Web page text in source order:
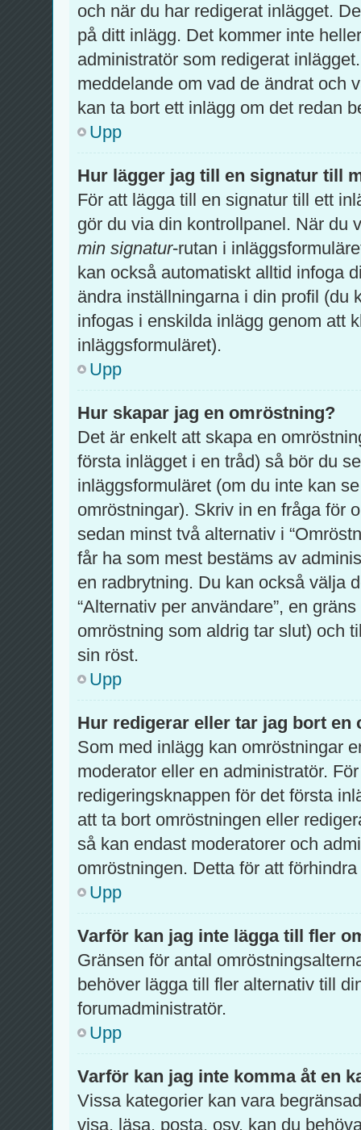
och när du har redigerat inlägget.
på ditt inlägg. Det kommer inte
administratör som redigerat
meddelande om vad de ändrat och
kan ta bort ett inlägg om det redan
Upp
Hur lägger jag till en signatur till
För att lägga till en signatur till ett
gör du via din kontrollpanel. När
min signatur-rutan i
kan också automatiskt alltid infoga
ändra inställningarna i din profil (du
infogas i enskilda inlägg genom att
inläggsformuläret).
Upp
Hur skapar jag en omröstning?
Det är enkelt att skapa en
första inlägget i en tråd) så bör du
inläggsformuläret (om du inte kan
omröstningar). Skriv in en fråga för
sedan minst två alternativ i
får ha som mest bestäms av
en radbrytning. Du kan också välja
“Alternativ per användare”, en
omröstning som aldrig tar slut) och
sin röst.
Upp
Hur redigerar eller tar jag bort en
Som med inlägg kan omröstningar
moderator eller en administratör.
redigeringsknappen för det första
att ta bort omröstningen eller
så kan endast moderatorer och
omröstningen. Detta för att
Upp
Varför kan jag inte lägga till fler
Gränsen för antal
behöver lägga till fler alternativ till
forumadministratör.
Upp
Varför kan jag inte komma åt en
Vissa kategorier kan vara
visa, läsa, posta, osv. kan du